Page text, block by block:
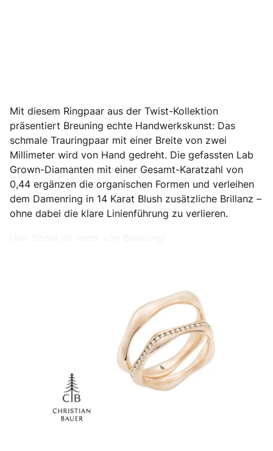
Mit diesem Ringpaar aus der Twist-Kollektion
präsentiert Breuning echte Handwerkskunst: Das
schmale Trauringpaar mit einer Breite von zwei
Millimeter wird von Hand gedreht. Die gefassten Lab
Grown-Diamanten mit einer Gesamt-Karatzahl von
0,44 ergänzen die organischen Formen und verleihen
dem Damenring in 14 Karat Blush zusätzliche Brillanz –
ohne dabei die klare Linienführung zu verlieren.